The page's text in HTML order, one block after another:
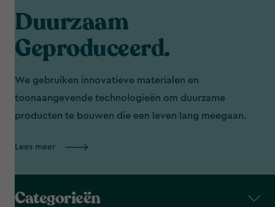
Duurzaam
Geproduceerd.
We gebruiken innovatieve materialen en
toonaangevende technologieën om duurzame
producten te bouwen die een leven lang meegaan.
Lees meer
Categorieën